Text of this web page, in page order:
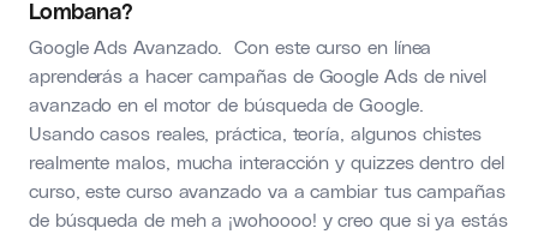
Lombana?
Google Ads Avanzado. Con este curso en línea
aprenderás a hacer campañas de Google Ads de nivel
avanzado en el motor de búsqueda de Google.
Usando casos reales, práctica, teoría, algunos chistes
realmente malos, mucha interacción y quizzes dentro del
curso, este curso avanzado va a cambiar tus campañas
de búsqueda de meh a ¡wohoooo! y creo que si ya estás